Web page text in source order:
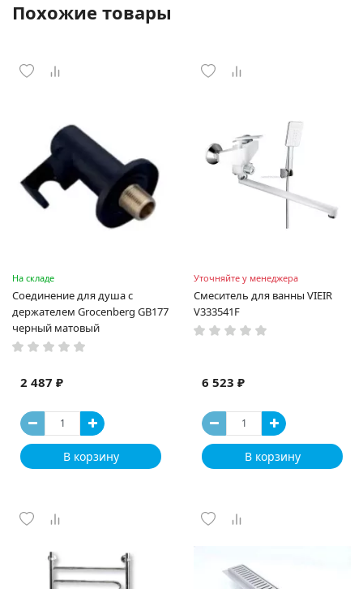
Похожие товары
На складе
Соединение для душа с
держателем Grocenberg GB177
черный матовый
2 487 ₽
В корзину
Уточняйте у менеджера
Смеситель для ванны VIEIR
V333541F
6 523 ₽
В корзину